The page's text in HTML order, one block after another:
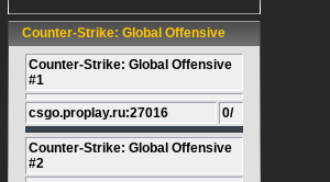
Counter-Strike: Global Offensive
Counter-Strike: Global Offensive
#1
csgo.proplay.ru:27016 0/
Counter-Strike: Global Offensive
#2